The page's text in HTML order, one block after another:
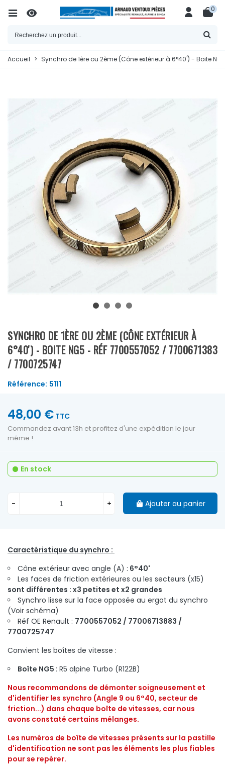
0
Accueil > Synchro de 1ère ou 2ème (Cône extérieur à 6°40') - Boite
SYNCHRO DE 1ÈRE OU 2ÈME (CÔNE EXTÉRIEUR À
6°40') - BOITE NG5 - RÉF 7700557052 / 7700671383
/ 7700725747
Référence: 5111
Caractéristique du synchro :
Cône extérieur avec angle (A) : 6°40'
Les faces de friction extérieures ou les secteurs (x15)
sont différentes : x3 petites et x2 grandes
Synchro lisse sur la face opposée au ergot du synchro
(Voir schéma)
Réf OE Renault : 7700557052 / 77006713883 /
7700725747
Convient les boîtes de vitesse :
Boîte NG5 : R5 alpine Turbo (R122B)
Nous recommandons de démonter soigneusement et
d'identifier les synchro (Angle 9 ou 6°40, secteur de
friction...) dans chaque boîte de vitesses, car nous
avons constaté certains mélanges.
Les numéros de boîte de vitesses présents sur la pastille
d'identification ne sont pas les éléments les plus fiables
pour se repérer.
48,00 € TTC
Commandez avant 13h et profitez d'une expédition le jour
même !
En stock
- + Ajouter au panier